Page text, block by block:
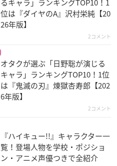
るキャラ」ランキングTOP10！1
位は『ダイヤのA』沢村栄純【20
26年版】
2コメント
オタクが選ぶ「日野聡が演じる
キャラ」ランキングTOP10！1位
は『鬼滅の刃』煉󠄁獄杏寿郎【202
6年版】
2コメント
『ハイキュー!!』キャラクター一
覧！登場人物を学校・ポジショ
ン・アニメ声優つきで全紹介